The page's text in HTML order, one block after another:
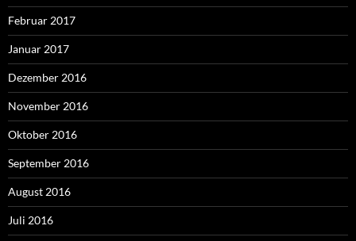
Februar 2017
Januar 2017
Dezember 2016
November 2016
Oktober 2016
September 2016
August 2016
Juli 2016